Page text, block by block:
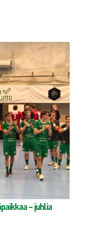
– juhlia